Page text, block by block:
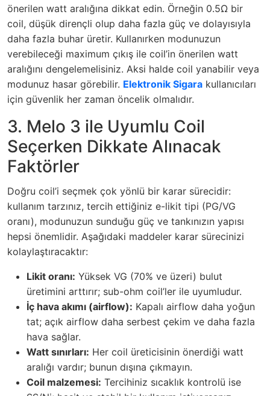
önerilen watt aralığına dikkat edin. Örneğin 0.5Ω bir
coil, düşük dirençli olup daha fazla güç ve dolayısıyla
daha fazla buhar üretir. Kullanırken modunuzun
verebileceği maximum çıkış ile coil’in önerilen watt
aralığını dengelemelisiniz. Aksi halde coil yanabilir veya
modunuz hasar görebilir. Elektronik Sigara kullanıcıları
için güvenlik her zaman öncelik olmalıdır.
3. Melo 3 ile Uyumlu Coil
Seçerken Dikkate Alınacak
Faktörler
Doğru coil’i seçmek çok yönlü bir karar sürecidir:
kullanım tarzınız, tercih ettiğiniz e-likit tipi (PG/VG
oranı), modunuzun sunduğu güç ve tankınızın yapısı
hepsi önemlidir. Aşağıdaki maddeler karar sürecinizi
kolaylaştıracaktır:
Likit oranı: Yüksek VG (70% ve üzeri) bulut
üretimini arttırır; sub-ohm coil’ler ile uyumludur.
İç hava akımı (airflow): Kapalı airflow daha yoğun
tat; açık airflow daha serbest çekim ve daha fazla
hava sağlar.
Watt sınırları: Her coil üreticisinin önerdiği watt
aralığı vardır; bunun dışına çıkmayın.
Coil malzemesi: Tercihiniz sıcaklık kontrolü ise